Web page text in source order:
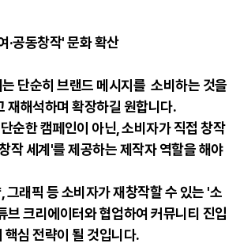
·공동창작' 문화 확산
단순히 브랜드 메시지를 소비하는 것을
재해석하며 확장하길 원합니다.
순한 캠페인이 아닌, 소비자가 직접 창작
작 세계'를 제공하는 제작자 역할을 해야
그래픽 등 소비자가 재창작할 수 있는 '소
브 크리에이터와 협업하여 커뮤니티 진입
핵심 전략이 될 것입니다.